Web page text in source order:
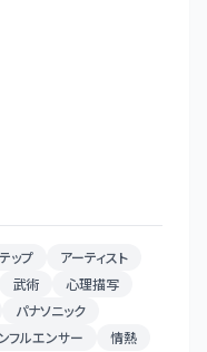
ップ
アーティスト
武術
心理描写
パナソニック
フルエンサー
情熱